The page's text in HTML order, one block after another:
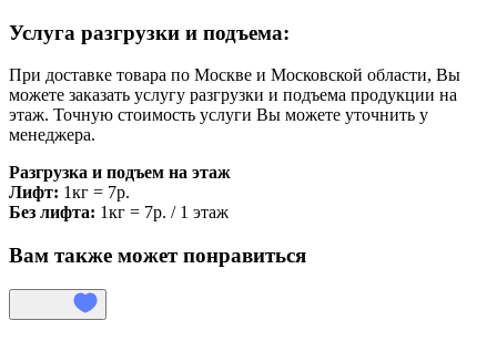
Услуга разгрузки и подъема:
При доставке товара по Москве и Московской области, Вы
можете заказать услугу разгрузки и подъема продукции на
этаж. Точную стоимость услуги Вы можете уточнить у
менеджера.
Разгрузка и подъем на этаж
Лифт: 1кг = 7р.
Без лифта: 1кг = 7р. / 1 этаж
Вам также может понравиться